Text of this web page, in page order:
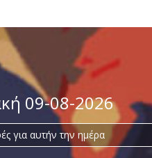
09-08-2026
για αυτήν την ημέρα